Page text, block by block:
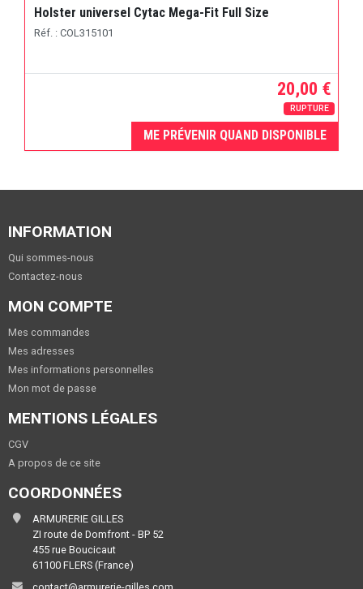
Holster universel Cytac Mega-Fit Full Size
Réf. : COL315101
20,00 €
RUPTURE
ME PRÉVENIR QUAND DISPONIBLE
INFORMATION
Qui sommes-nous
Contactez-nous
MON COMPTE
Mes commandes
Mes adresses
Mes informations personnelles
Mon mot de passe
MENTIONS LÉGALES
CGV
A propos de ce site
COORDONNÉES
ARMURERIE GILLES
ZI route de Domfront - BP 52
455 rue Boucicaut
61100 FLERS (France)